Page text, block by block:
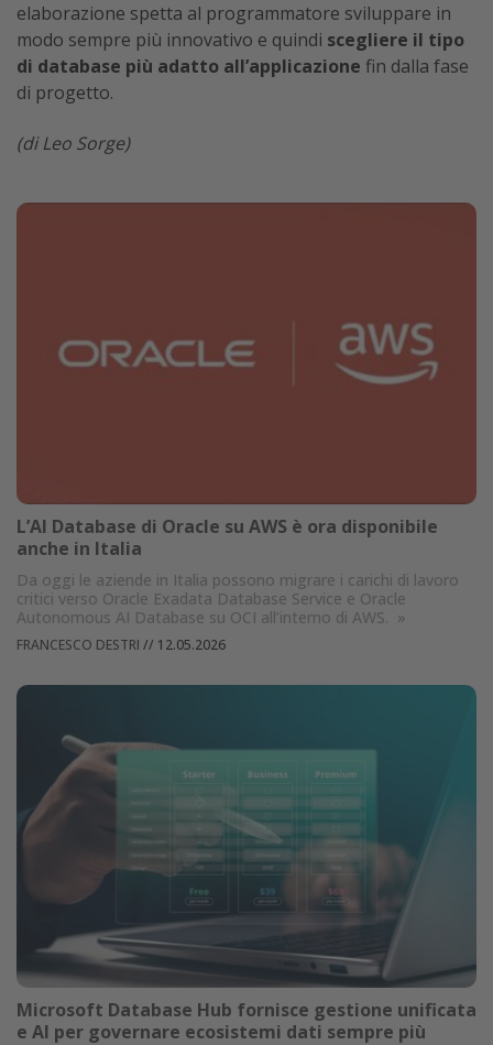
elaborazione spetta al programmatore sviluppare in
modo sempre più innovativo e quindi scegliere il tipo
di database più adatto all’applicazione fin dalla fase
di progetto.
(di Leo Sorge)
L’AI Database di Oracle su AWS è ora disponibile
anche in Italia
Da oggi le aziende in Italia possono migrare i carichi di lavoro
critici verso Oracle Exadata Database Service e Oracle
Autonomous AI Database su OCI all’interno di AWS. »
FRANCESCO DESTRI // 12.05.2026
Microsoft Database Hub fornisce gestione unificata
e AI per governare ecosistemi dati sempre più